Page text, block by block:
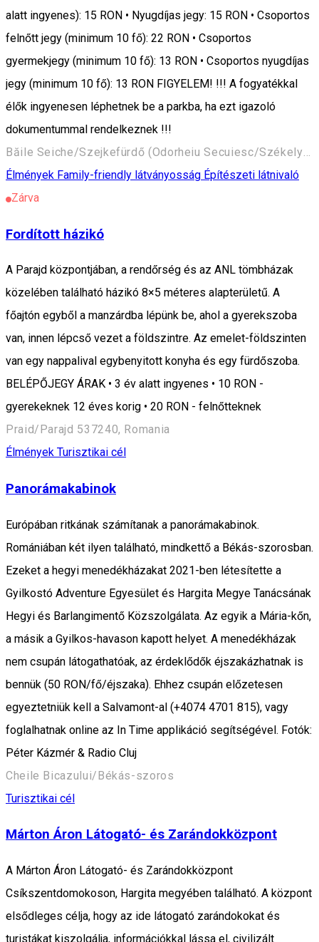
alatt ingyenes): 15 RON • Nyugdíjas jegy: 15 RON • Csoportos
felnőtt jegy (minimum 10 fő): 22 RON • Csoportos
gyermekjegy (minimum 10 fő): 13 RON • Csoportos nyugdíjas
jegy (minimum 10 fő): 13 RON FIGYELEM! !!! A fogyatékkal
élők ingyenesen léphetnek be a parkba, ha ezt igazoló
dokumentummal rendelkeznek !!!
Băile Seiche/Szejkefürdő (Odorheiu Secuiesc/Székelyudvarhely) 535600, Romania
Élmények Family-friendly látványosság Építészeti látnivaló
Zárva
Fordított házikó
A Parajd központjában, a rendőrség és az ANL tömbházak
közelében található házikó 8×5 méteres alapterületű. A
főajtón egyből a manzárdba lépünk be, ahol a gyerekszoba
van, innen lépcső vezet a földszintre. Az emelet-földszinten
van egy nappalival egybenyitott konyha és egy fürdőszoba.
BELÉPŐJEGY ÁRAK • 3 év alatt ingyenes • 10 RON -
gyerekeknek 12 éves korig • 20 RON - felnőtteknek
Praid/Parajd 537240, Romania
Élmények Turisztikai cél
Panorámakabinok
Európában ritkának számítanak a panorámakabinok.
Romániában két ilyen található, mindkettő a Békás-szorosban.
Ezeket a hegyi menedékházakat 2021-ben létesítette a
Gyilkostó Adventure Egyesület és Hargita Megye Tanácsának
Hegyi és Barlangimentő Közszolgálata. Az egyik a Mária-kőn,
a másik a Gyilkos-havason kapott helyet. A menedékházak
nem csupán látogathatóak, az érdeklődők éjszakázhatnak is
bennük (50 RON/fő/éjszaka). Ehhez csupán előzetesen
egyeztetniük kell a Salvamont-al (+4074 4701 815), vagy
foglalhatnak online az In Time applikáció segítségével. Fotók:
Péter Kázmér & Radio Cluj
Cheile Bicazului/Békás-szoros
Turisztikai cél
Márton Áron Látogató- és Zarándokközpont
A Márton Áron Látogató- és Zarándokközpont
Csíkszentdomokoson, Hargita megyében található. A központ
elsődleges célja, hogy az ide látogató zarándokokat és
turistákat kiszolgálja, információkkal lássa el, civilizált